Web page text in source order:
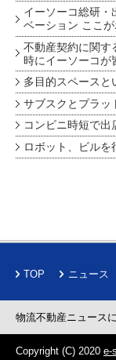
イーソーコ総研・
ベーション ここ
不動産契約に関す
時にイーソーコが
多目的スペースと
サブスクとプラッ
コンビニ時短で出
ロボット、ビルを
TOP ニュース
物流不動産ニュース
Copyright (C) 2020 e-